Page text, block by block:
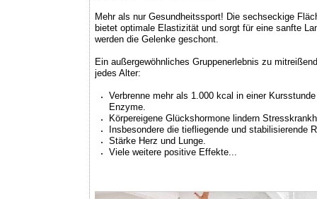
Mehr als nur Gesundheitssport! Die sechseckige
bietet optimale Elastizität und sorgt für eine sanfte
werden die Gelenke geschont.
Ein außergewöhnliches Gruppenerlebnis zu
jedes Alter:
Verbrenne mehr als 1.000 kcal in einer
Enzyme.
Körpereigene Glückshormone lindern
Insbesondere die tiefliegende und stabilisierende
Stärke Herz und Lunge.
Viele weitere positive Effekte...